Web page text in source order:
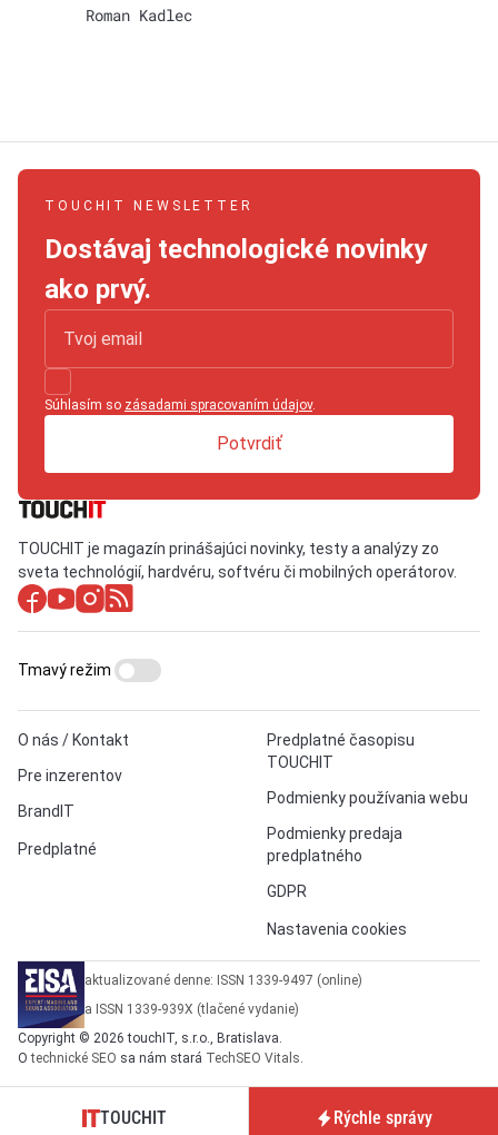
Roman Kadlec
TOUCHIT NEWSLETTER
Dostávaj technologické novinky
ako prvý.
Súhlasím so zásadami spracovaním údajov.
Potvrdiť
TOUCHIT je magazín prinášajúci novinky, testy a analýzy zo
sveta technológií, hardvéru, softvéru či mobilných operátorov.
O nás / Kontakt
Pre inzerentov
BrandIT
Predplatné
Predplatné časopisu
TOUCHIT
Podmienky používania webu
Podmienky predaja
predplatného
GDPR
Nastavenia cookies
Tmavý režim
aktualizované denne: ISSN 1339-9497 (online)
a ISSN 1339-939X (tlačené vydanie)
Copyright © 2026 touchIT, s.r.o., Bratislava.
Otechnické SEO sa nám stará TechSEO Vitals
TOUCHIT Rýchle správy